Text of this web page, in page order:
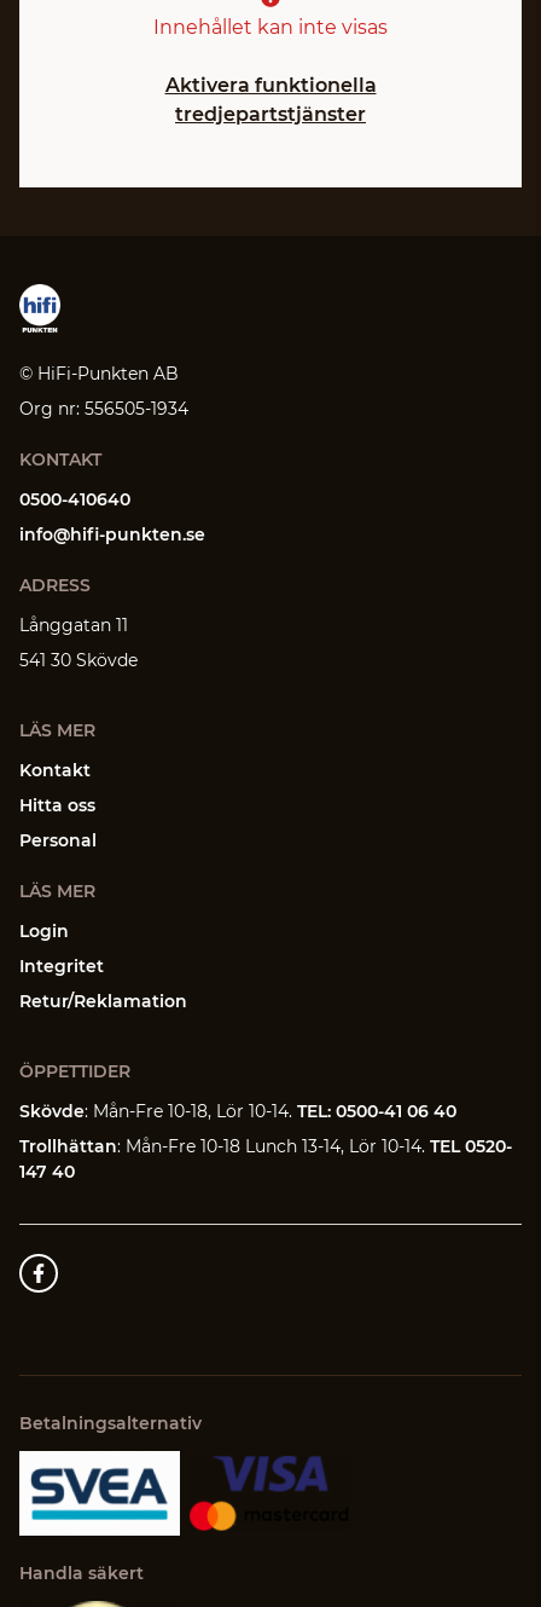
Innehållet kan inte visas
Aktivera funktionella
tredjepartstjänster
© HiFi-Punkten AB
Org nr: 556505-1934
KONTAKT
0500-410640
info@hifi-punkten.se
ADRESS
Långgatan 11
541 30 Skövde
LÄS MER
Kontakt
Hitta oss
Personal
LÄS MER
Login
Integritet
Retur/Reklamation
ÖPPETTIDER
Skövde: Mån-Fre 10-18, Lör 10-14. TEL: 0500-41 06 40
Trollhättan: Mån-Fre 10-18 Lunch 13-14, Lör 10-14. TEL 0520-
147 40
Betalningsalternativ
Handla säkert